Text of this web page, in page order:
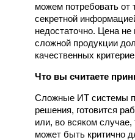
можем потребовать от
секретной
недостаточно. Цена
сложной продукции
качественных
Что вы считаете
Сложные ИТ системы
решения, готовится
или, во всяком
может быть критично